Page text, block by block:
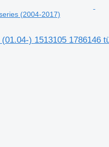
(2004-2017)
) 1513105 1786146